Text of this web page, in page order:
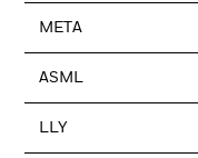
META
ASML
LLY